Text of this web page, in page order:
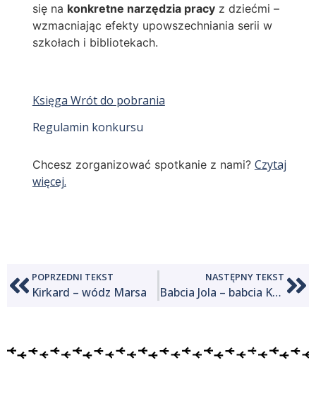
się na konkretne narzędzia pracyz dziećmi –
wzmacniając efekty upowszechniania serii w
szkołach i bibliotekach.
Księga Wrót do pobrania
Regulamin konkursu
Chcesz zorganizować spotkanie z nami? Czytaj
więcej.
POPRZEDNI TEKST
Kirkard – wódz Marsa
NASTĘPNY TEKST
Babcia Jola – babcia Kyre i Iris, opiekunka